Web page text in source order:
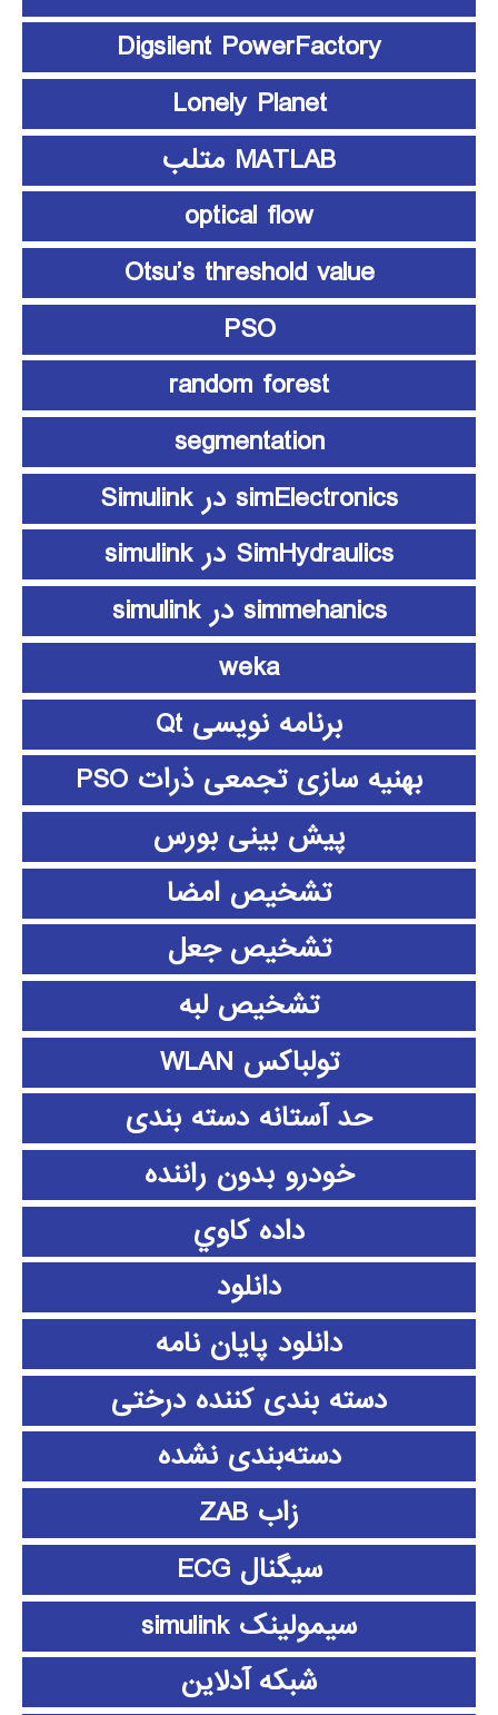
Digsilent PowerFactory
Lonely Planet
MATLAB متلب
optical flow
Otsu’s threshold value
PSO
random forest
segmentation
simElectronics در Simulink
SimHydraulics در simulink
simmehanics در simulink
weka
برنامه نویسی Qt
بهنیه سازی تجمعی ذرات PSO
پیش بینی بورس
تشخیص امضا
تشخیص جعل
تشخیص لبه
تولباکس WLAN
حد آستانه دسته بندی
خودرو بدون راننده
داده كاوي
دانلود
دانلود پايان نامه
دسته بندی کننده درختی
دسته‌بندی نشده
زاب ZAB
سیگنال ECG
سیمولینک simulink
شبکه آدلاین